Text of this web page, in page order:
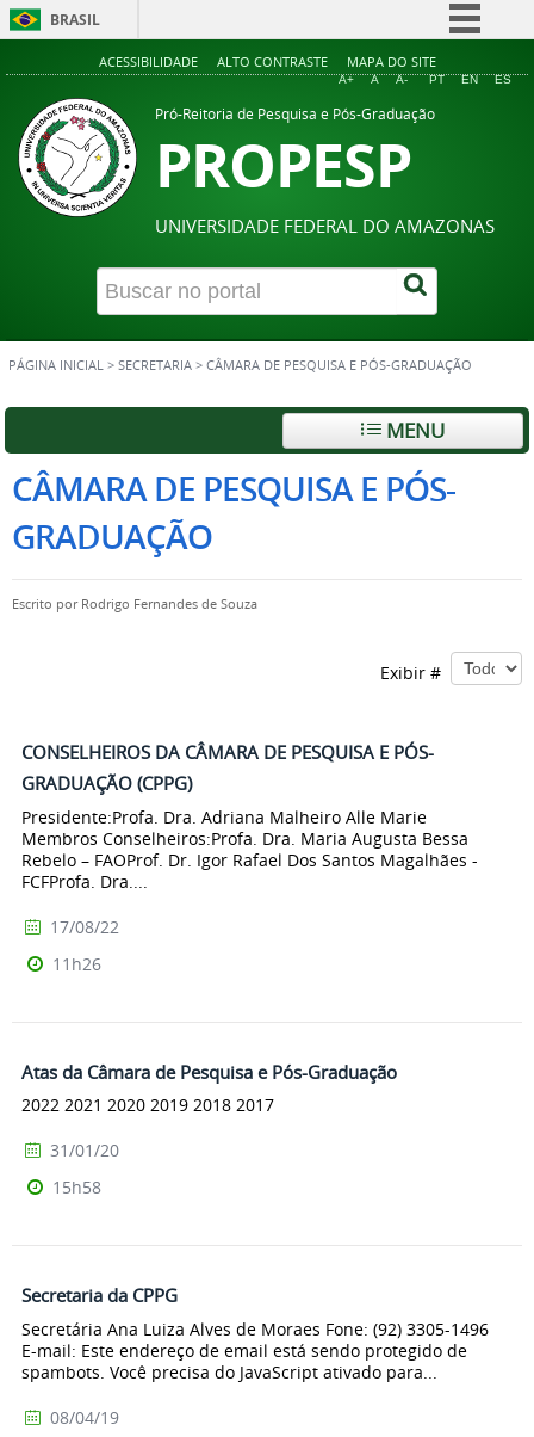
BRASIL
Simplifique!
Acesso à informação
ACESSIBILIDADE ALTO CONTRASTE MAPA DO SITE
A+ A A- PT EN ES
Pró-Reitoria de Pesquisa e Pós-Graduação
PROPESP
UNIVERSIDADE FEDERAL DO AMAZONAS
PÁGINA INICIAL > SECRETARIA > CÂMARA DE PESQUISA E PÓS-GRADUAÇÃO
MENU
CÂMARA DE PESQUISA E PÓS-
GRADUAÇÃO
Escrito por Rodrigo Fernandes de Souza
Exibir #
CONSELHEIROS DA CÂMARA DE PESQUISA E PÓS-
GRADUAÇÃO (CPPG)
Presidente:Profa. Dra. Adriana Malheiro Alle Marie
Membros Conselheiros:Profa. Dra. Maria Augusta Bessa
Rebelo – FAOProf. Dr. Igor Rafael Dos Santos Magalhães -
FCFProfa. Dra....
17/08/22
11h26
Atas da Câmara de Pesquisa e Pós-Graduação
2022 2021 2020 2019 2018 2017
31/01/20
15h58
Secretaria da CPPG
Secretária Ana Luiza Alves de Moraes Fone: (92) 3305-1496
E-mail: Este endereço de email está sendo protegido de
spambots. Você precisa do JavaScript ativado para...
08/04/19